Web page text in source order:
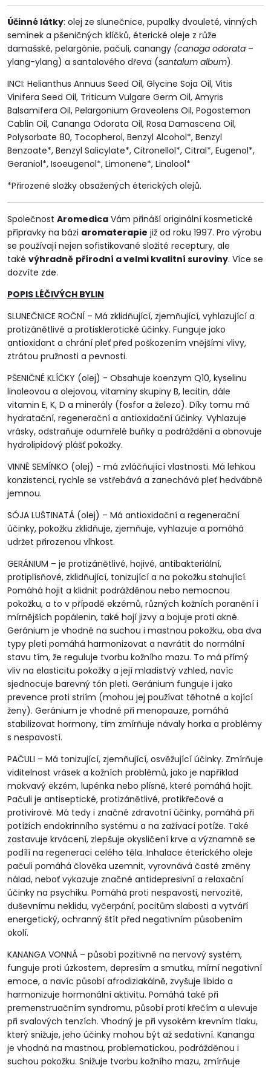
Účinné látky: olej ze slunečnice, pupalky dvouleté, vinných
semínek a pšeničných klíčků, éterické oleje z růže
damašské, pelargónie, pačuli, canangy (canaga odorata –
ylang-ylang) a santalového dřeva (santalum album).
INCI: Helianthus Annuus Seed Oil, Glycine Soja Oil, Vitis
Vinifera Seed Oil, Triticum Vulgare Germ Oil, Amyris
Balsamifera Oil, Pelargonium Graveolens Oil, Pogostemon
Cablin Oil, Cananga Odorata Oil, Rosa Damascena Oil,
Polysorbate 80, Tocopherol, Benzyl Alcohol*, Benzyl
Benzoate*, Benzyl Salicylate*, Citronellol*, Citral*, Eugenol*,
Geraniol*, Isoeugenol*, Limonene*, Linalool*
*Přirozené složky obsažených éterických olejů.
Společnost Aromedica Vám přináší originální kosmetické
přípravky na bázi aromaterapie již od roku 1997. Pro výrobu
se používají nejen sofistikované složité receptury, ale
také výhradně přírodní a velmi kvalitní suroviny. Více se
dozvíte zde.
POPIS LÉČIVÝCH BYLIN
SLUNEČNICE ROČNÍ – Má zklidňující, zjemňující, vyhlazující a
protizánětlivé a protisklerotické účinky. Funguje jako
antioxidant a chrání pleť před poškozením vnějšími vlivy,
ztrátou pružnosti a pevnosti.
PŠENIČNÉ KLÍČKY (olej) - Obsahuje koenzym Q10, kyselinu
linoleovou a olejovou, vitaminy skupiny B, lecitin, dále
vitamin E, K, D a minerály (fosfor a železo). Díky tomu má
hydratační, regenerační a antioxidační účinky. Vyhlazuje
vrásky, odstraňuje odumřelé buňky a podráždění a obnovuje
hydrolipidový plášť pokožky.
VINNÉ SEMÍNKO (olej) - má zvláčňující vlastnosti. Má lehkou
konzistenci, rychle se vstřebává a zanechává pleť hedvábně
jemnou.
SÓJA LUŠTINATÁ (olej) – Má antioxidační a regenerační
účinky, pokožku zklidňuje, zjemňuje, vyhlazuje a pomáhá
udržet přirozenou vlhkost.
GERÁNIUM – je protizánětlivé, hojivé, antibakteriální,
protiplísňové, zklidňující, tonizující a na pokožku stahující.
Pomáhá hojit a klidnit podrážděnou nebo nemocnou
pokožku, a to v případě ekzémů, různých kožních poranění i
mírnějších popálenin, také hojí jizvy a bojuje proti akné.
Geránium je vhodné na suchou i mastnou pokožku, oba dva
typy pleti pomáhá harmonizovat a navrátit do normální
stavu tím, že reguluje tvorbu kožního mazu. To má přímý
vliv na elasticitu pokožky a její mladistvý vzhled, navíc
sjednocuje barevný tón pleti. Geránium funguje i jako
prevence proti striím (mohou jej používat těhotné a kojící
ženy). Geránium je vhodné při menopauze, pomáhá
stabilizovat hormony, tím zmírňuje návaly horka a problémy
s nespavostí.
PAČULI – Má tonizující, zjemňující, osvěžující účinky. Zmírňuje
viditelnost vrásek a kožních problémů, jako je například
mokvavý ekzém, lupénka nebo plísně, které pomáhá hojit.
Pačuli je antiseptické, protizánětlivé, protikřečové a
protivirové. Má tedy i značné zdravotní účinky, pomáhá při
potížích endokrinního systému a na zažívací potíže. Také
zastavuje krvácení, zlepšuje okysličení krve a významně se
podílí na regeneraci celého těla. Inhalace éterického oleje
pačuli pomáhá člověka uzemnit, vyrovnává časté změny
nálad, neboť vykazuje značné antidepresivní a relaxační
účinky na psychiku. Pomáhá proti nespavosti, nervozitě,
duševnímu neklidu, vyčerpání, pocitům slabosti a vytváří
energetický, ochranný štít před negativním působením
okolí.
KANANGA VONNÁ – působí pozitivně na nervový systém,
funguje proti úzkostem, depresím a smutku, mírní negativní
emoce, a navíc působí afrodiziakálně, zvyšuje libido a
harmonizuje hormonální aktivitu. Pomáhá také při
premenstruačním syndromu, působí proti křečím a ulevuje
při svalových tenzích. Vhodný je při vysokém krevním tlaku,
který snižuje, jeho účinky mohou být až sedativní. Kananga
je vhodná na mastnou, problematickou, podrážděnou i
suchou pokožku. Snižuje tvorbu kožního mazu, zmírňuje